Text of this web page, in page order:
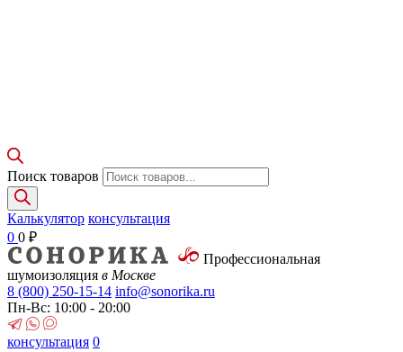
Поиск товаров
Калькулятор консультация
0 0 ₽
Профессиональная
шумоизоляция в Москве
8 (800) 250-15-14 info@sonorika.ru
Пн-Вс: 10:00 - 20:00
консультация 0